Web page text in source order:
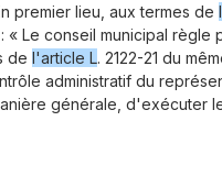
premier lieu, aux termes de
: « Le conseil municipal règle
de l'article L. 2122-21 du
administratif du
générale, d'exécuter